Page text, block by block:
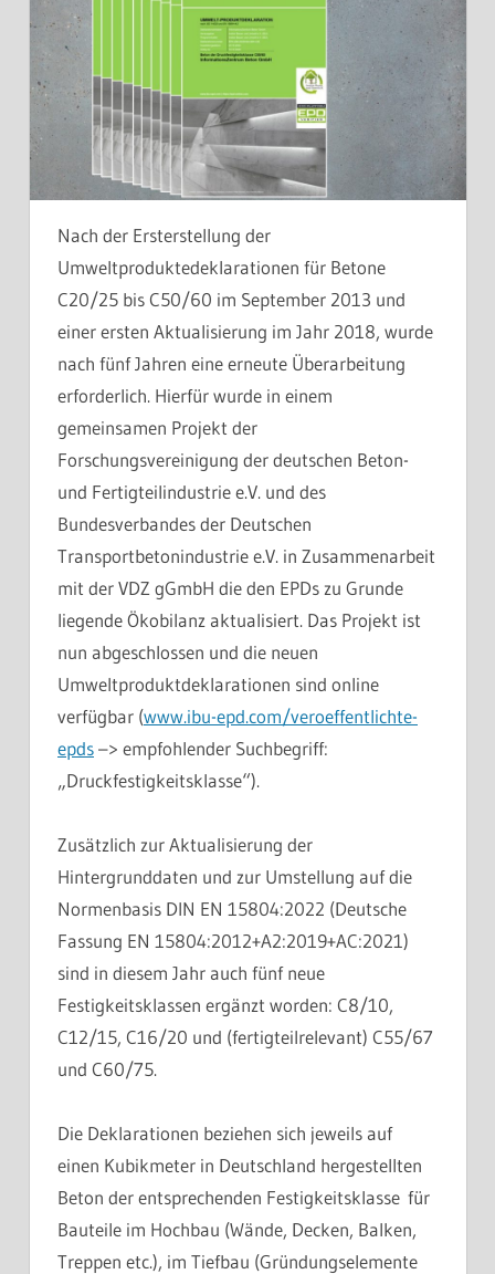
Nach der Ersterstellung der
Umweltproduktedeklarationen für Betone
C20/25 bis C50/60 im September 2013 und
einer ersten Aktualisierung im Jahr 2018, wurde
nach fünf Jahren eine erneute Überarbeitung
erforderlich. Hierfür wurde in einem
gemeinsamen Projekt der
Forschungsvereinigung der deutschen Beton-
und Fertigteilindustrie e.V. und des
Bundesverbandes der Deutschen
Transportbetonindustrie e.V. in Zusammenarbeit
mit der VDZ gGmbH die den EPDs zu Grunde
liegende Ökobilanz aktualisiert. Das Projekt ist
nun abgeschlossen und die neuen
Umweltproduktdeklarationen sind online
verfügbar (www.ibu-epd.com/veroeffentlichte-
epds–> empfohlender Suchbegriff:
„Druckfestigkeitsklasse“).
Zusätzlich zur Aktualisierung der
Hintergrunddaten und zur Umstellung auf die
Normenbasis DIN EN 15804:2022 (Deutsche
Fassung EN 15804:2012+A2:2019+AC:2021)
sind in diesem Jahr auch fünf neue
Festigkeitsklassen ergänzt worden: C8/10,
C12/15, C16/20 und (fertigteilrelevant) C55/67
und C60/75.
Die Deklarationen beziehen sich jeweils auf
einen Kubikmeter in Deutschland hergestellten
Beton der entsprechenden Festigkeitsklasse für
Bauteile im Hochbau (Wände, Decken, Balken,
Treppen etc.), im Tiefbau (Gründungselemente